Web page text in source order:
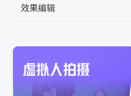
效果编辑